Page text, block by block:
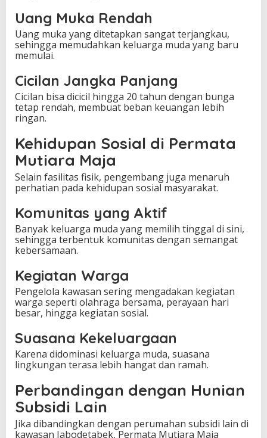
Uang Muka Rendah
Uang muka yang ditetapkan sangat terjangkau,
sehingga memudahkan keluarga muda yang baru
memulai.
Cicilan Jangka Panjang
Cicilan bisa dicicil hingga 20 tahun dengan bunga
tetap rendah, membuat beban keuangan lebih
ringan.
Kehidupan Sosial di Permata
Mutiara Maja
Selain fasilitas fisik, pengembang juga menaruh
perhatian pada kehidupan sosial masyarakat.
Komunitas yang Aktif
Banyak keluarga muda yang memilih tinggal di sini,
sehingga terbentuk komunitas dengan semangat
kebersamaan.
Kegiatan Warga
Pengelola kawasan sering mengadakan kegiatan
warga seperti olahraga bersama, perayaan hari
besar, hingga kegiatan sosial.
Suasana Kekeluargaan
Karena didominasi keluarga muda, suasana
lingkungan terasa lebih hangat dan ramah.
Perbandingan dengan Hunian
Subsidi Lain
Jika dibandingkan dengan perumahan subsidi lain di
kawasan Jabodetabek, Permata Mutiara Maja